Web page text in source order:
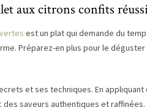
aux citrons confits
est un plat qui demande du
Préparez-en plus pour le
et ses techniques. En
saveurs authentiques et